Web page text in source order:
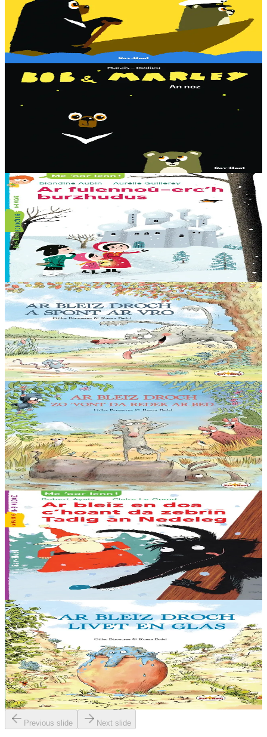
Bob en deus c'hoant da gaout ur vag. Met penaos bezañ kabiten ?
Dougen bri d'ar vignoniezh gant fent ha teneridigezh eo pal an
dastumad-mañ.
Er stok7,00 €
Sav-heol
Bob & Marley - An noz
Aon en deus Bob fenoz. Aon en deus da gousket. C'hoant en deus
da chom dihun. Ha dont a raio a-benn ? Dougen bri d'ar vignoniezh
gant fent ha teneridigezh eo pal an dastumad-mañ....
6 vloaz hag ouzhpenn
Sav-heol
Ar fulennoù-erc'h burzhudus
Buan-buan ! Olga, Ingrid ha Hans a rank hastañ buan ! O mamm,
Rouanez an Erc’h, he deus goulennet diganto mont da gas un
arc’hig prizius da… Dadig an Nedeleg....
Er stok
7,00 €
5 bloaz hag ouzhpenn
Sav-heol
Ar Bleiz Droch a spont ar Vro
"Me eo ar Bleiz, spontailh ar vro ! a ra deoc’h krenañ tro-war-dro !
Spontit, tudoù, spontit, loened ! An holl ganin a vo debret !”
Er stok13,50 €
5 bloaz hag ouzhpenn
Sav-heol
Ar Bleiz Droch zo 'vont da redek ar bed
Hiziv emañ ar Bleiz Droch oc'h en em soñjal ha hir e kav e amzer. «
Chom da chaseal er vro-mañ, sed a zo un torr-penn eus ar re
washañ. Graet eo ma soñj ganin...
Er stok13,50 €
6 vloaz hag ouzhpenn
Sav-heol
Ar bleiz en doa c'hoant da zebriñ Tadig an Nedeleg
Abaoe savet an heol emañ ar bleiz o c’hedal a-dreñv ur wezenn, e
dreid o skornañ en erc’h, riell ouzh e feskennoù blevek. Naon en
deus, ken en deus. Ha setu...
Er stok
5 bloaz hag ouzhpenn
Sav-heol
Ar Bleiz Droch livet en glas
Hiziv e oa ar Bleiz Droch o vont d’ober un dro vras… Pa oa o klask
e voued ’oa bet livet en glas ! Ur bleiz glas gant an naon du ?
Biskoazh kemend-all !
Er stok13,00 €
Previous slide Next slide